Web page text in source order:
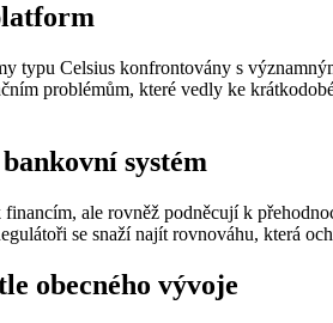
typu Celsius konfrontovány s
problémům, které vedly ke
systém
ale rovněž podněcují k
se snaží najít rovnováhu, která
obecného vývoje